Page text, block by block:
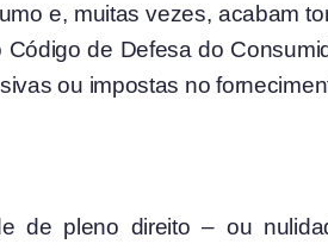
e, muitas vezes, acabam
de Defesa do
ou impostas no
de pleno direito – ou